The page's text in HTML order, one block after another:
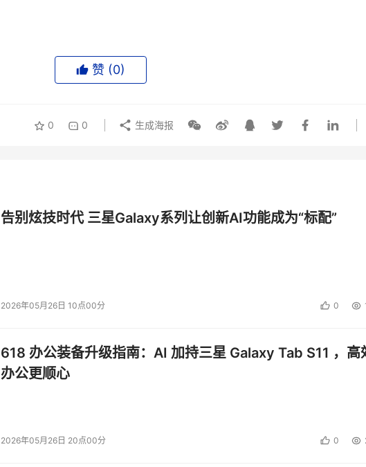
赞 (0)
0 0 生成海报
告别炫技时代 三星Galaxy系列让创新AI功能成为“标配”
2026年05月26日 10点00分 0
618 办公装备升级指南：AI 加持三星 Galaxy Tab S11 ，高
办公更顺心
2026年05月26日 20点00分 0